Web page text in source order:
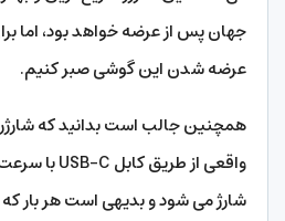
جهان پس از عرضه خواهد بود، اما
عرضه شدن این گوشی صبر کنیم.
همچنین جالب است بدانید که
شارژ می شود و بدیهی است هر بار که